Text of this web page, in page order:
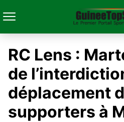
RC Lens :
de
déplacement
supporters à